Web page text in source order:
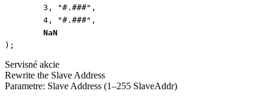
3 , "#.###" ,
4 , "#.###" ,
NaN
);
Servisné akcie
Rewrite the Slave Address
Parametre: Slave Address (1–255 SlaveAddr)